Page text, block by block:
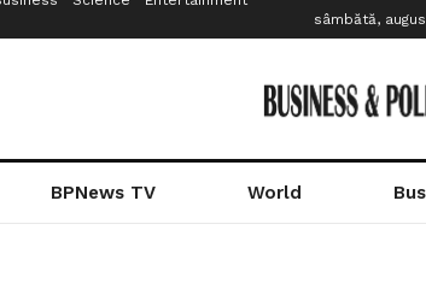
sâmbătă,
BPNews TV World